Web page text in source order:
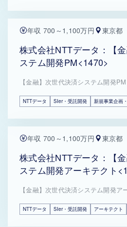
年収 700～1,100万円 東京都
株式会社NTTデータ：【
ステム開発PM<1470>
【金融】次世代決済システム開発PM
NTTデータ SIer・受託開発 新規事業企画
年収 700～1,100万円 東京都
株式会社NTTデータ：【
ステム開発アーキテクト
【金融】次世代決済システム開発ア
NTTデータ SIer・受託開発 アーキテクト